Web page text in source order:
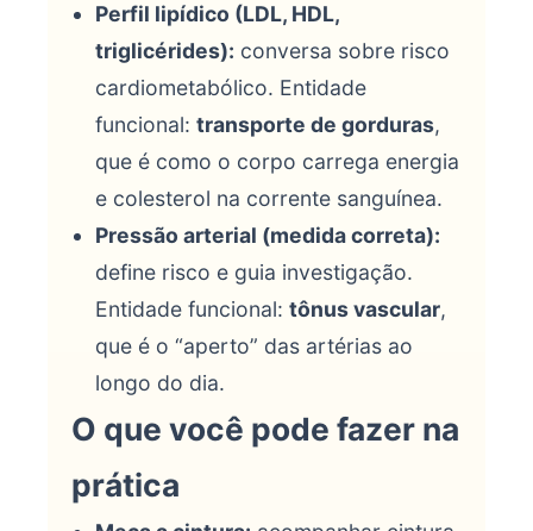
Perfil lipídico (LDL, HDL,
triglicérides): conversa sobre risco
cardiometabólico. Entidade
funcional: transporte de gorduras,
que é como o corpo carrega energia
e colesterol na corrente sanguínea.
Pressão arterial (medida correta):
define risco e guia investigação.
Entidade funcional: tônus vascular,
que é o “aperto” das artérias ao
longo do dia.
O que você pode fazer na
prática